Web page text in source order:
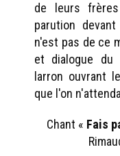
de leurs
parution
n'est pas de ce
et dialogue
larron ouvrant
que l'on
Chant « Fais